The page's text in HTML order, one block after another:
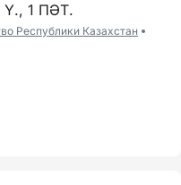
1 ПӘТ.
Республики Казахстан